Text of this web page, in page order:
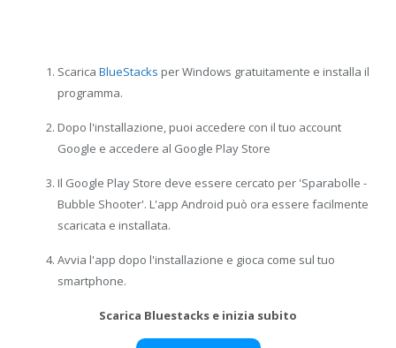
Scarica BlueStacks per Windows gratuitamente e installa il
programma.
Dopo l'installazione, puoi accedere con il tuo account
Google e accedere al Google Play Store
Il Google Play Store deve essere cercato per 'Sparabolle -
Bubble Shooter'. L'app Android può ora essere facilmente
scaricata e installata.
Avvia l'app dopo l'installazione e gioca come sul tuo
smartphone.
Scarica Bluestacks e inizia subito